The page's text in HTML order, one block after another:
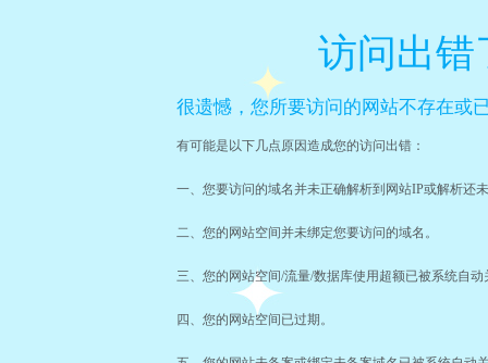
访问出错
很遗憾，您所要访问的网站不存在或
有可能是以下几点原因造成您的访问出错：
一、您要访问的域名并未正确解析到网站IP或解析还
二、您的网站空间并未绑定您要访问的域名。
三、您的网站空间/流量/数据库使用超额已被系统自动
四、您的网站空间已过期。